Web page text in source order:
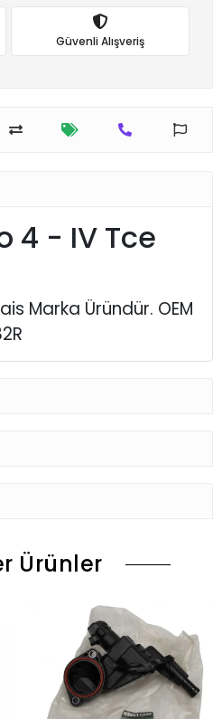
Güvenli Alışveriş
4 - IV Tce
Marka Üründür. OEM
Ürünler